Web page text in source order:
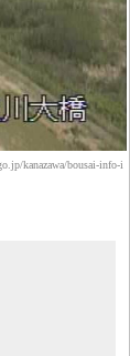
kanazawa/bousai-info-i